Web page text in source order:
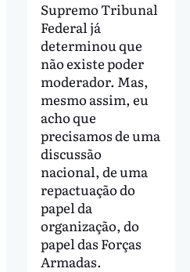
Supremo Tribunal
Federal já
determinou que
não existe poder
moderador. Mas,
mesmo assim, eu
acho que
precisamos de uma
discussão
nacional, de uma
repactuação do
papel da
organização, do
papel das Forças
Armadas.